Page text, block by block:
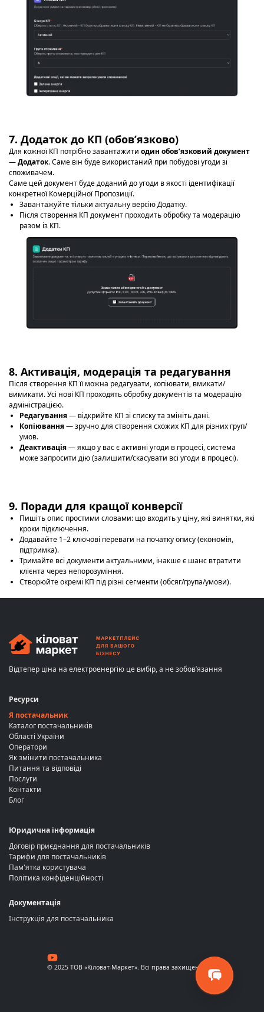
7. Додаток до КП (обовʼязково)
Для кожної КП потрібно завантажити один обовʼязковий документ
—Додаток. Саме він буде використаний при побудові угоди зі
споживачем.
Саме цей документ буде доданий до угоди в якості ідентифікації
конкретної Комерційної Пропозиції.
Завантажуйте тільки актуальну версію Додатку.
Після створення КП документ проходить обробку та модерацію
разом із КП.
8. Активація, модерація та редагування
Після створення КП її можна редагувати, копіювати, вмикати/
вимикати. Усі нові КП проходять обробку документів та модерацію
адміністрацією.
Редагування— відкрийте КП зі списку та змініть дані.
Копіювання— зручно для створення схожих КП для різних груп/
умов.
Деактивація— якщо у вас є активні угоди в процесі, система
може запросити дію (залишити/скасувати всі угоди в процесі).
9. Поради для кращої конверсії
Пишіть опис простими словами: що входить у ціну, які винятки, які
кроки підключення.
Додавайте 1–2 ключові переваги на початку опису (економія,
підтримка).
Тримайте всі документи актуальними, інакше є шанс втратити
клієнта через непорозуміння.
Створюйте окремі КП під різні сегменти (обсяг/група/умови).
Відтепер ціна на електроенергію це вибір, а не зобов’язання
Ресурси
Я постачальник
Каталог постачальників
Області України
Оператори
Як змінити постачальника
Питання та відповіді
Послуги
Контакти
Блог
Юридична інформація
Договір приєднання для постачальників
Тарифи для постачальників
Пам'ятка користувача
Політика конфіденційності
Документація
Інструкція для постачальника
© 2025 ТОВ «Кіловат-Маркет». Всі права захищені